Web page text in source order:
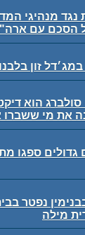
נגד מנהיגי
הסכם עם
זון
הוא
את מי
גדולים ספגו
נפטר
מילה